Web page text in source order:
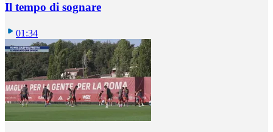
Il tempo di sognare
01:34